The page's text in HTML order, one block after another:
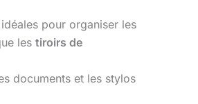
pour organiser les
les tiroirs de
documents et les stylos